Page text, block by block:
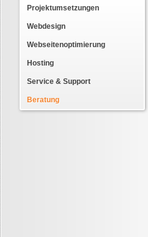
Projektumsetzungen
Webdesign
Webseitenoptimierung
Hosting
Service & Support
Beratung